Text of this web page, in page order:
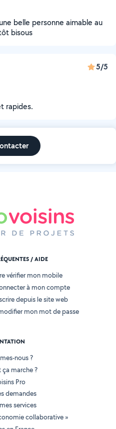
belle personne aimable au
bisous
5/5
rapides.
/ AIDE
vérifier mon mobile
à mon compte
depuis le site web
mon mot de passe
nous ?
marche ?
Pro
demandes
services
collaborative »